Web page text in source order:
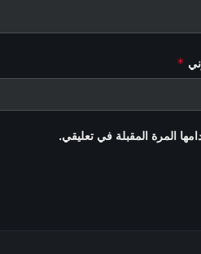
*
المرة المقبلة في تعليقي.